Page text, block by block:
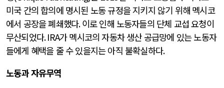
미국 간의 합의에 명시된 노동 규정을 지키지 않기 위해 멕시코
에서 공장을 폐쇄했다.이로 인해 노동자들의 단체 교섭 요청이
무산되었다. IRA가 멕시코의 자동차 생산 공급망에 있는 노동자
들에게 혜택을 줄 수 있을지는 아직 불확실하다.
노동과 자유무역